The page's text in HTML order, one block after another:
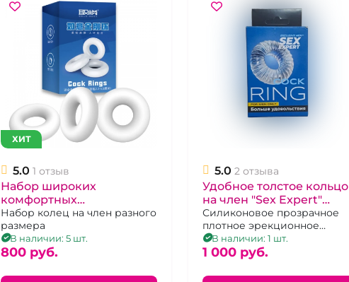
ХИТ
5.0 1 отзыв
Набор широких
комфортных
эрекционных колец "Cock
Rings" белые разного
размера
Набор колец на член разного
размера
В наличии: 5 шт.
800 pуб.
5.0 2 отзыва
Удобное толстое кольцо
на член "Sex Expert"
прозрачное
Силиконовое прозрачное
плотное эрекционное
кольцо с рельефом
В наличии: 1 шт.
1 000 pуб.